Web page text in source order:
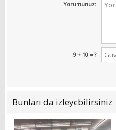
Yorumunuz:
9 + 10 = ?
Bunları da izleyebilirsiniz